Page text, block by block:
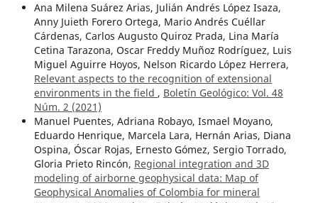
Ana Milena Suárez Arias, Julián Andrés López Isaza,
Anny Juieth Forero Ortega, Mario Andrés Cuéllar
Cárdenas, Carlos Augusto Quiroz Prada, Lina María
Cetina Tarazona, Oscar Freddy Muñoz Rodríguez, Luis
Miguel Aguirre Hoyos, Nelson Ricardo López Herrera,
Relevant aspects to the recognition of extensional
environments in the field , Boletín Geológico: Vol. 48
Núm. 2 (2021)
Manuel Puentes, Adriana Robayo, Ismael Moyano,
Eduardo Henrique, Marcela Lara, Hernán Arias, Diana
Ospina, Óscar Rojas, Ernesto Gómez, Sergio Torrado,
Gloria Prieto Rincón, Regional integration and 3D
modeling of airborne geophysical data: Map of
Geophysical Anomalies of Colombia for mineral